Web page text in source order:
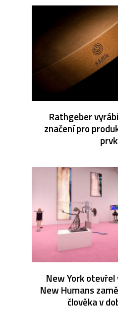
Rathgeber
značení pro
New York
New Humans
člověka v